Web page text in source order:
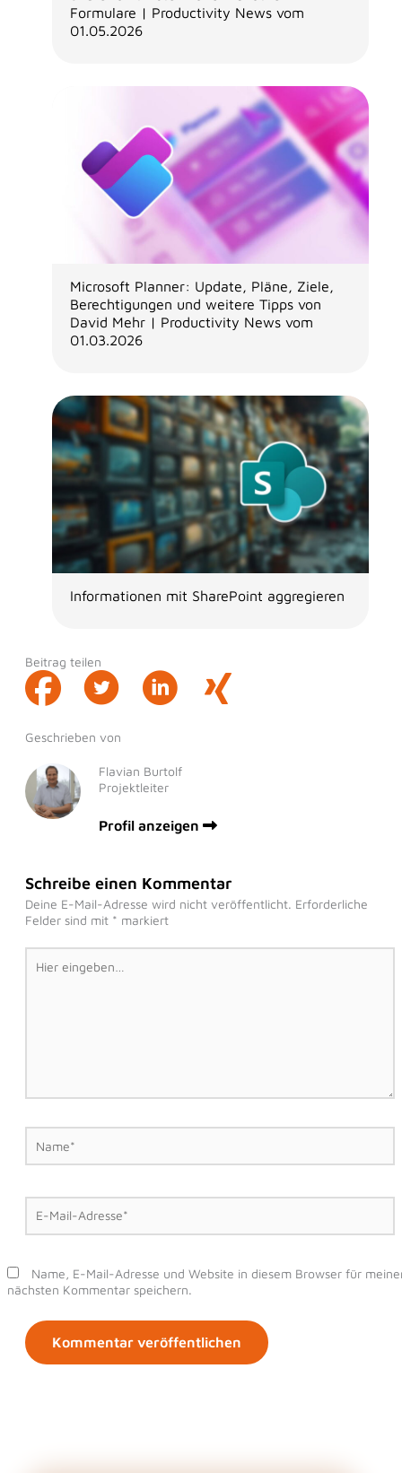
Formulare | Productivity News vom
01.05.2026
Microsoft Planner: Update, Pläne, Ziele,
Berechtigungen und weitere Tipps von
David Mehr | Productivity News vom
01.03.2026
Informationen mit SharePoint aggregieren
Beitrag teilen
Geschrieben von
Flavian Burtolf
Projektleiter
Profil anzeigen
Schreibe einen Kommentar
Deine E-Mail-Adresse wird nicht veröffentlicht. Erforderliche
Felder sind mit * markiert
Hier
eingeben…
Name*
E-
Mail-
Adresse*
Name, E-Mail-Adresse und Website in diesem Browser für
nächsten Kommentar speichern.